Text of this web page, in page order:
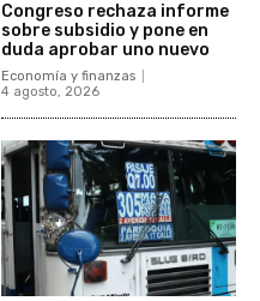
Congreso rechaza informe
sobre subsidio y pone en
duda aprobar uno nuevo
Economía y finanzas
4 agosto, 2026